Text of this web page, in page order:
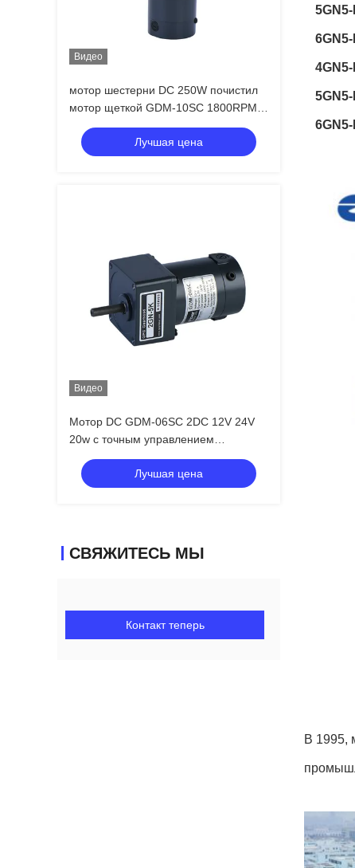
Видео
мотор шестерни DC 250W почистил
мотор щеткой GDM-10SC 1800RPM
3200RPM шестерни
Лучшая цена
Видео
Мотор DC GDM-06SC 2DC 12V 24V
20w с точным управлением
скоростью
Лучшая цена
СВЯЖИТЕСЬ МЫ
Контакт теперь
В 1995,